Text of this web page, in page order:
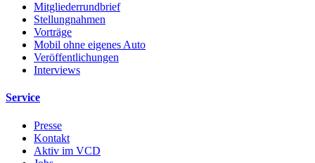
Mitgliederrundbrief
Stellungnahmen
Vorträge
Mobil ohne eigenes Auto
Veröffentlichungen
Interviews
Service
Presse
Kontakt
Aktiv im VCD